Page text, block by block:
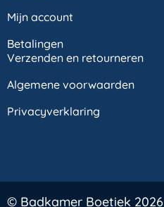
Mijn account
Betalingen
Verzenden en retourneren
Algemene voorwaarden
Privacyverklaring
© Badkamer Boetiek 2026